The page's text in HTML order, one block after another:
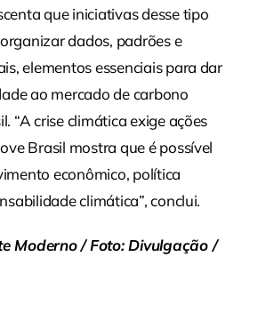
que iniciativas desse tipo
dados, padrões e
elementos essenciais para dar
ao mercado de carbono
“A crise climática exige ações
Brasil mostra que é possível
econômico, política
climática”, conclui.
Moderno / Foto: Divulgação /